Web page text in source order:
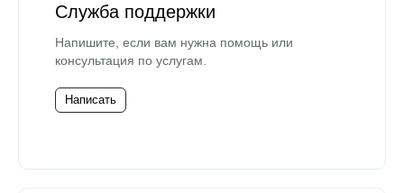
Служба поддержки
Напишите, если вам нужна помощь или
консультация по услугам.
Написать